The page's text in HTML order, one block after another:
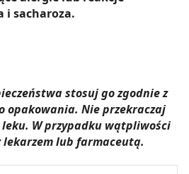
i sacharoza.
stosuj go zgodnie z
opakowania. Nie przekraczaj
W przypadku wątpliwości
lub farmaceutą.